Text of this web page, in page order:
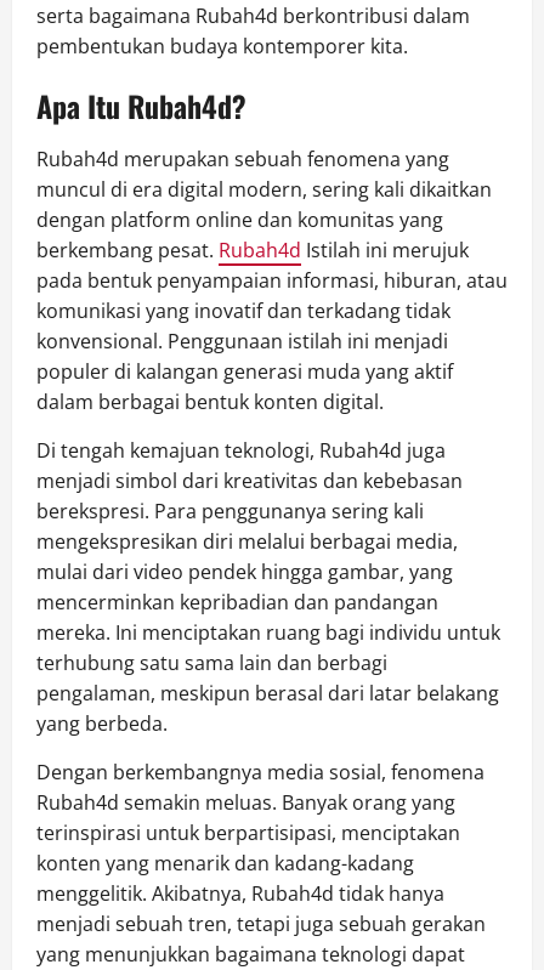
serta bagaimana Rubah4d berkontribusi dalam
pembentukan budaya kontemporer kita.
Apa Itu Rubah4d?
Rubah4d merupakan sebuah fenomena yang
muncul di era digital modern, sering kali dikaitkan
dengan platform online dan komunitas yang
berkembang pesat. Rubah4d Istilah ini merujuk
pada bentuk penyampaian informasi, hiburan, atau
komunikasi yang inovatif dan terkadang tidak
konvensional. Penggunaan istilah ini menjadi
populer di kalangan generasi muda yang aktif
dalam berbagai bentuk konten digital.
Di tengah kemajuan teknologi, Rubah4d juga
menjadi simbol dari kreativitas dan kebebasan
berekspresi. Para penggunanya sering kali
mengekspresikan diri melalui berbagai media,
mulai dari video pendek hingga gambar, yang
mencerminkan kepribadian dan pandangan
mereka. Ini menciptakan ruang bagi individu untuk
terhubung satu sama lain dan berbagi
pengalaman, meskipun berasal dari latar belakang
yang berbeda.
Dengan berkembangnya media sosial, fenomena
Rubah4d semakin meluas. Banyak orang yang
terinspirasi untuk berpartisipasi, menciptakan
konten yang menarik dan kadang-kadang
menggelitik. Akibatnya, Rubah4d tidak hanya
menjadi sebuah tren, tetapi juga sebuah gerakan
yang menunjukkan bagaimana teknologi dapat